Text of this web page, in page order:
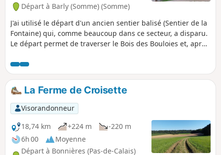
Départ à Barly (Somme) (Somme)
J'ai utilisé le départ d'un ancien sentier balisé (Sentier de la
Fontaine) qui, comme beaucoup dans ce secteur, a disparu.
Le départ permet de traverser le Bois des Bouloies et, après
chemins d'exploitation. Pique-nique possible sur la place.
On peut enchaîner avec la randonnée "Les pâtis au départ
de Barly" pour un total de 20 km.
La Ferme de Croisette
Visorandonneur
18,74 km
+224 m
-220 m
6h 00
Moyenne
Départ à Bonnières (Pas-de-Calais)